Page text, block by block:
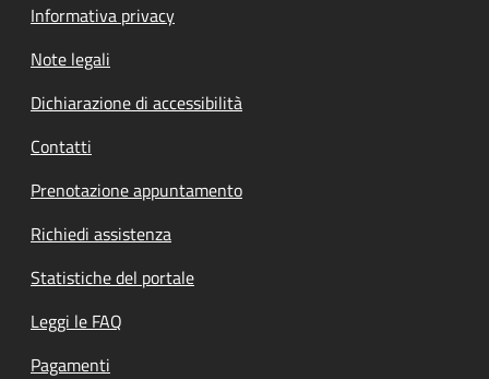
Informativa privacy
Note legali
Dichiarazione di accessibilità
Contatti
Prenotazione appuntamento
Richiedi assistenza
Statistiche del portale
Leggi le FAQ
Pagamenti